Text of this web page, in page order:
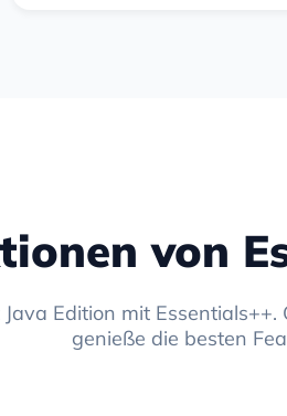
von
Edition mit
genieße die besten